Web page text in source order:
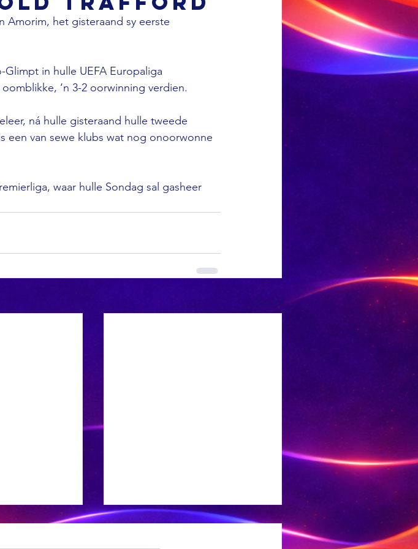
Amorim, het gisteraand sy eerste
in hulle UEFA Europaliga
‘n 3-2 oorwinning verdien.
ná hulle gisteraand hulle tweede
een van sewe klubs wat nog onoorwonne
waar hulle Sondag sal gasheer
See All